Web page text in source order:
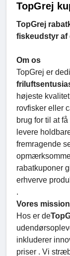
TopGrej
TopGrej
fiskeudstyr af
Om os
TopGrej er
højeste
rovfisker eller
brug for til at
levere
fremragende
rabatkuponer
erhverve
.
Vores mission
Hos er de
inkluderer
priser . Vi